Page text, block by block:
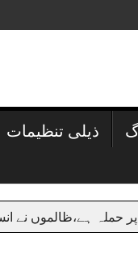
ذیلی تنظیمات
نے انسانیت،